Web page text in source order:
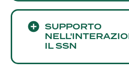
SUPPORTO
IL SSN